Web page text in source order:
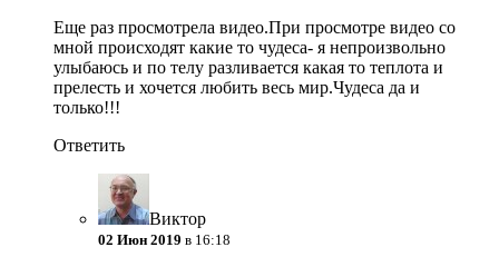
Еще раз просмотрела видео.При просмотре видео со
мной происходят какие то чудеса- я непроизвольно
улыбаюсь и по телу разливается какая то теплота и
прелесть и хочется любить весь мир.Чудеса да и
только!!!
Ответить
Виктор
02 Июн 2019 в 16:18